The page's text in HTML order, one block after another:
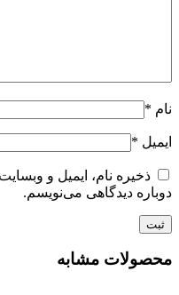
نام *
ایمیل *
ذخیره نام، ایمیل و
دوباره دیدگاهی می‌نویسم.
محصولات مشابه